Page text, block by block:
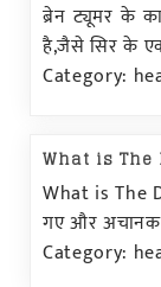
ब्रेन ट्यूमर के
है,जैसे सिर के
Category:
What is The
What is The
गए और अचानक
Category: